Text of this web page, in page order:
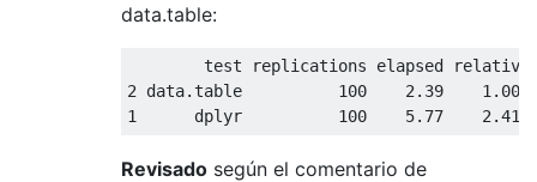
data.table:
2 data.table 100 2.39
1.000
1
      dplyr
100 5.77 2.414
Revisado según el comentario de